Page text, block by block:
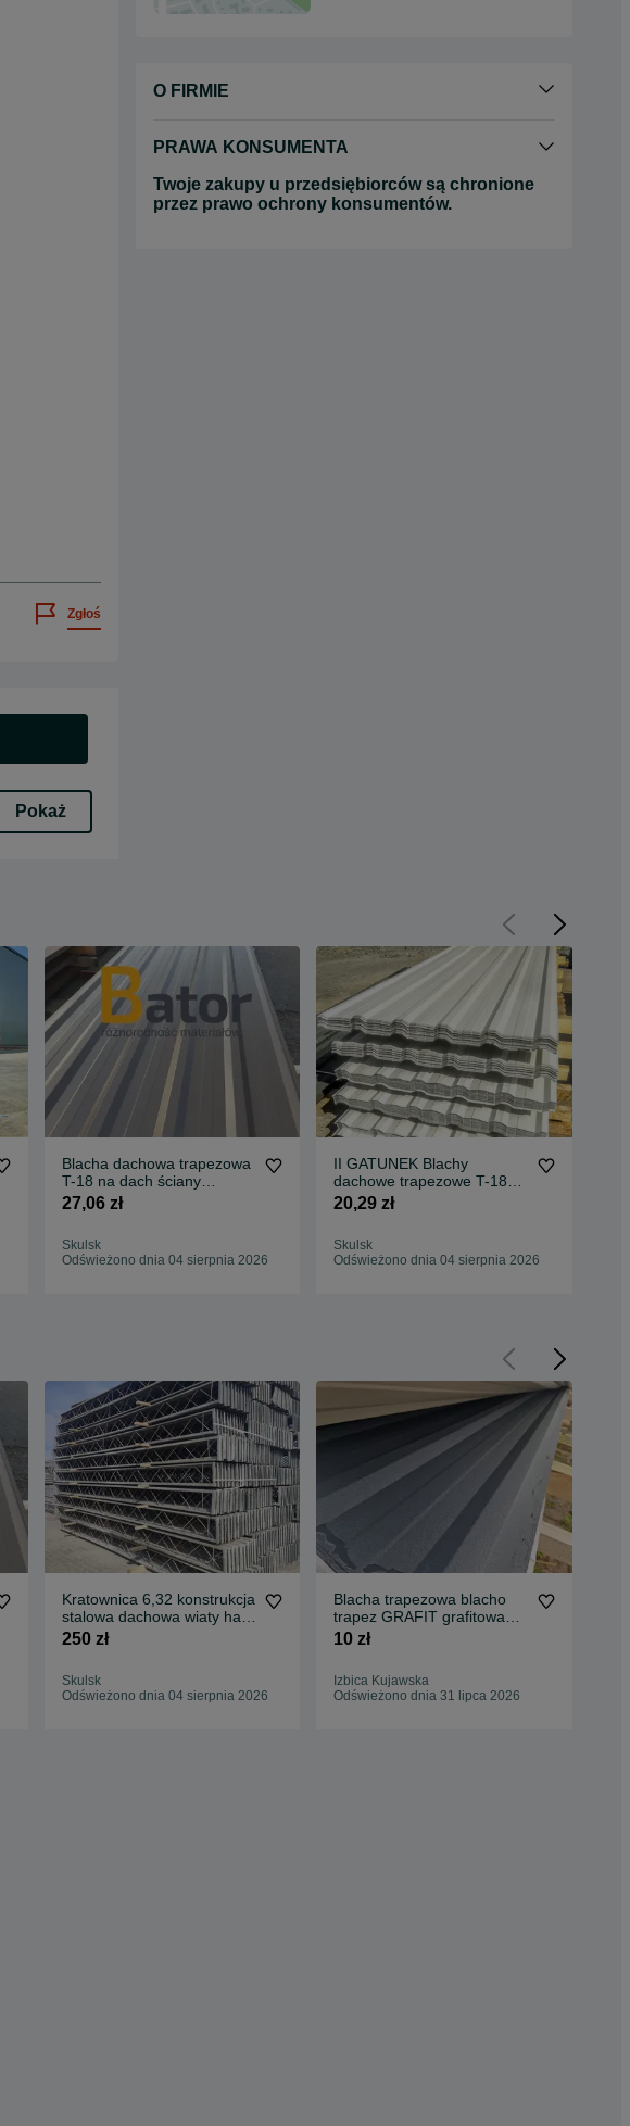
Zgłoś
Pokaż
O FIRMIE
PRAWA KONSUMENTA
Twoje zakupy u przedsiębiorców są chronione
przez prawo ochrony konsumentów.
Blacha dachowa trapezowa
T-18 na dach ściany
blachodachówka grafit
27,06 zł
Skulsk
Odświeżono dnia 04 sierpnia 2026
II GATUNEK Blachy
dachowe trapezowe T-18
biała blachodachówka
20,29 zł
Skulsk
Odświeżono dnia 04 sierpnia 2026
Kratownica 6,32 konstrukcja
stalowa dachowa wiaty hali
magazynu
250 zł
Skulsk
Odświeżono dnia 04 sierpnia 2026
Blacha trapezowa blacho
trapez GRAFIT grafitowa
brązowa BRUTTO z VAT
10 zł
Izbica Kujawska
Odświeżono dnia 31 lipca 2026